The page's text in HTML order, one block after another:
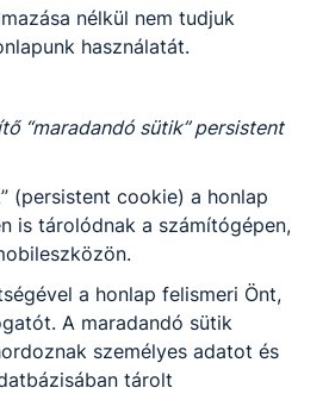
nélkül nem tudjuk
használatát.
“maradandó sütik” persistent
(persistent cookie) a honlap
is tárolódnak a számítógépen,
a honlap felismeri Önt,
A maradandó sütik
személyes adatot és
tárolt